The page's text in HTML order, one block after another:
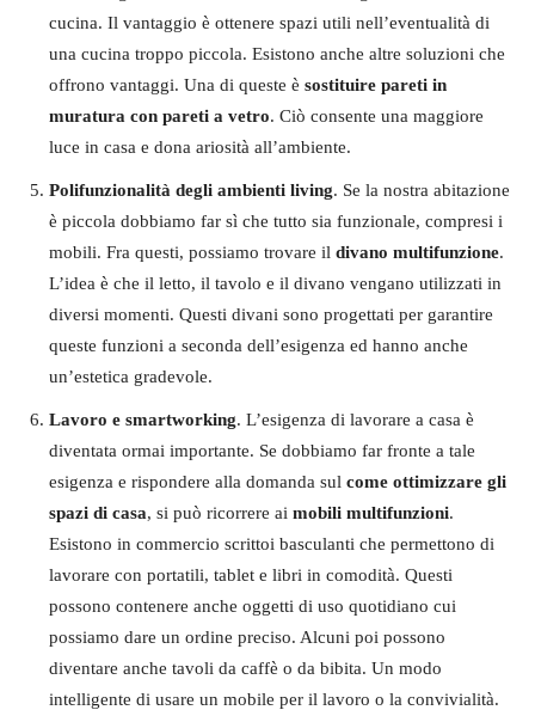
cucina. Il vantaggio è ottenere spazi utili nell’eventualità di
una cucina troppo piccola. Esistono anche altre soluzioni che
offrono vantaggi. Una di queste è sostituire pareti in
muratura con pareti a vetro. Ciò consente una maggiore
luce in casa e dona ariosità all’ambiente.
Polifunzionalità degli ambienti living. Se la nostra abitazione
è piccola dobbiamo far sì che tutto sia funzionale, compresi i
mobili. Fra questi, possiamo trovare il divano multifunzione.
L’idea è che il letto, il tavolo e il divano vengano utilizzati in
diversi momenti. Questi divani sono progettati per garantire
queste funzioni a seconda dell’esigenza ed hanno anche
un’estetica gradevole.
Lavoro e smartworking. L’esigenza di lavorare a casa è
diventata ormai importante. Se dobbiamo far fronte a tale
esigenza e rispondere alla domanda sul come ottimizzare gli
spazi di casa, si può ricorrere ai mobili multifunzioni.
Esistono in commercio scrittoi basculanti che permettono di
lavorare con portatili, tablet e libri in comodità. Questi
possono contenere anche oggetti di uso quotidiano cui
possiamo dare un ordine preciso. Alcuni poi possono
diventare anche tavoli da caffè o da bibita. Un modo
intelligente di usare un mobile per il lavoro o la convivialità.